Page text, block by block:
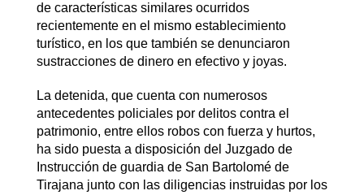
de características similares ocurridos
recientemente en el mismo establecimiento
turístico, en los que también se denunciaron
sustracciones de dinero en efectivo y joyas.
La detenida, que cuenta con numerosos
antecedentes policiales por delitos contra el
patrimonio, entre ellos robos con fuerza y hurtos,
ha sido puesta a disposición del Juzgado de
Instrucción de guardia de San Bartolomé de
Tirajana junto con las diligencias instruidas por los